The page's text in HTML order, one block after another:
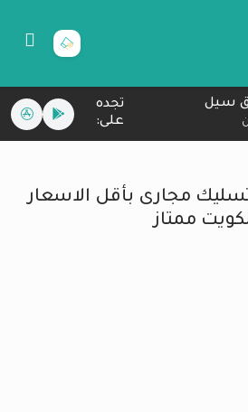
سيل
تجده
على:
مجارى بأقل الاسعار
ممتاز